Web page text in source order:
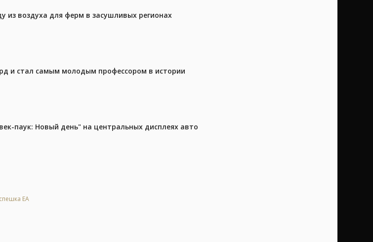
воздуха для ферм в засушливых регионах
и стал самым молодым профессором в истории
паук: Новый день" на центральных дисплеях авто
EA